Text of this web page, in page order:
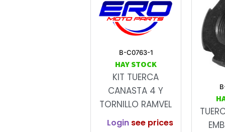
B-C0763-1
HAY STOCK
KIT TUERCA
CANASTA 4 Y
TORNILLO RAMVEL
Login see prices